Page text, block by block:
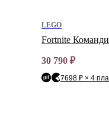
Fortnite
LEGO
30 790 ₽
7698 ₽ × 4